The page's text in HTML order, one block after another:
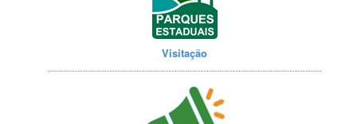
Visitação